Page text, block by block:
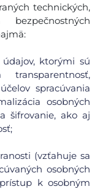
technických,
údajov, ktorými sú
spracúvania
osobných
šifrovanie, ako aj
(vzťahuje sa
osobných
k osobným